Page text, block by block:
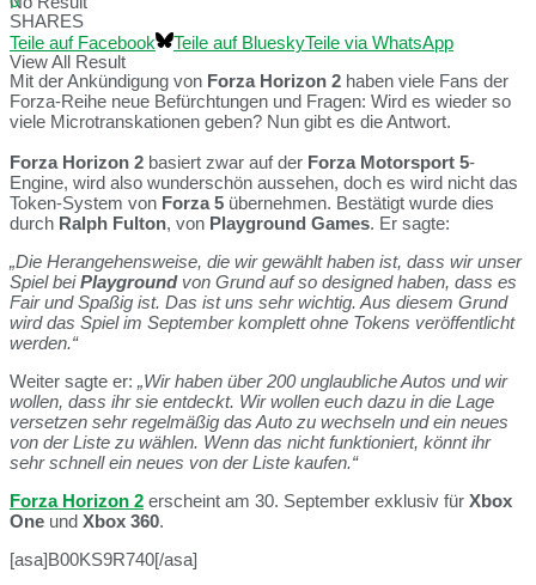
View All Result
SHARES
Teile auf Facebook
Teile auf BlueskyTeile via WhatsApp
Mit der Ankündigung von Forza Horizon 2 haben viele Fans der
Forza-Reihe neue Befürchtungen und Fragen: Wird es wieder so
viele Microtranskationen geben? Nun gibt es die Antwort.
Forza Horizon 2 basiert zwar auf der Forza Motorsport 5-
Engine, wird also wunderschön aussehen, doch es wird nicht das
Token-System von Forza 5 übernehmen. Bestätigt wurde dies
durch Ralph Fulton, von Playground Games. Er sagte:
„Die Herangehensweise, die wir gewählt haben ist, dass wir unser
Spiel beiPlaygroundvon Grund auf so designed haben, dass es
Fair und Spaßig ist. Das ist uns sehr wichtig. Aus diesem Grund
wird das Spiel im September komplett ohne Tokens veröffentlicht
werden.“
Weiter sagte er: „Wir haben über 200 unglaubliche Autos und wir
wollen, dass ihr sie entdeckt. Wir wollen euch dazu in die Lage
versetzen sehr regelmäßig das Auto zu wechseln und ein neues
von der Liste zu wählen. Wenn das nicht funktioniert, könnt ihr
sehr schnell ein neues von der Liste kaufen.“
Forza Horizon 2 erscheint am 30. September exklusiv für Xbox
One und Xbox 360.
[asa]B00KS9R740[/asa]